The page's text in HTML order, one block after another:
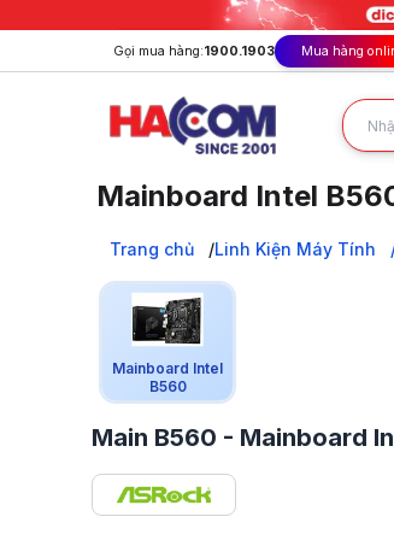
Gọi mua hàng:1900.1903 Mua hàng
Mainboard Intel
Linh Kiện Máy Tính
Mainboard - Bo mạch chủ
Mainboard Intel
Mainboard Intel B560
Trang chủ Linh Kiện Máy Tính
Mainboard Intel
B560
Main B560 - Mainboard